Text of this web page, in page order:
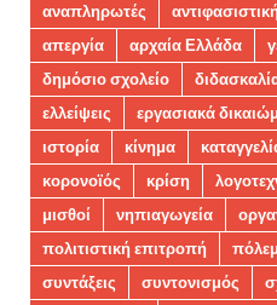
αναπληρωτές
απεργία
αρχαία Ελλάδα
δημόσιο σχολείο
ελλείψεις
εργασιακά
ιστορία
κίνημα
κορονοϊός
κρίση
μισθοί
νηπιαγωγεία
πολιτιστική επιτροπή
συντάξεις
συντονισμός